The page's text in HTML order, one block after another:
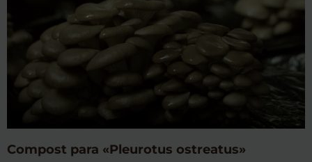
Compost para «Pleurotus ostreatus»